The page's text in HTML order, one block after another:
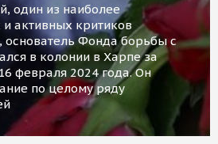
один из наиболее
активных критиков
основатель Фонда борьбы с
в колонии в Харпе за
февраля 2024 года. Он
по целому ряду